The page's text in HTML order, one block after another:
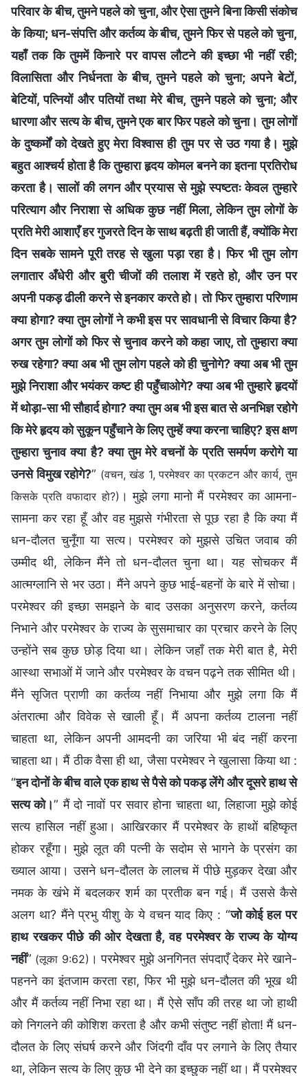
परिवार के बीच, तुमने पहले को चुना, और ऐसा तुमने बिना किसी संकोच
के किया; धन-संपत्ति और कर्तव्य के बीच, तुमने फिर से पहले को चुना,
यहाँ तक कि तुममें किनारे पर वापस लौटने की इच्छा भी नहीं रही;
विलासिता और निर्धनता के बीच, तुमने पहले को चुना; अपने बेटों,
बेटियों, पत्नियों और पतियों तथा मेरे बीच, तुमने पहले को चुना; और
धारणा और सत्य के बीच, तुमने एक बार फिर पहले को चुना। तुम लोगों
के दुष्कर्मों को देखते हुए मेरा विश्वास ही तुम पर से उठ गया है। मुझे
बहुत आश्चर्य होता है कि तुम्हारा हृदय कोमल बनने का इतना प्रतिरोध
करता है। सालों की लगन और प्रयास से मुझे स्पष्टतः केवल तुम्हारे
परित्याग और निराशा से अधिक कुछ नहीं मिला, लेकिन तुम लोगों के
प्रति मेरी आशाएँ हर गुजरते दिन के साथ बढ़ती ही जाती हैं, क्योंकि मेरा
दिन सबके सामने पूरी तरह से खुला पड़ा रहा है। फिर भी तुम लोग
लगातार अँधेरी और बुरी चीजों की तलाश में रहते हो, और उन पर
अपनी पकड़ ढीली करने से इनकार करते हो। तो फिर तुम्हारा परिणाम
क्या होगा? क्या तुम लोगों ने कभी इस पर सावधानी से विचार किया है?
अगर तुम लोगों को फिर से चुनाव करने को कहा जाए, तो तुम्हारा क्या
रुख रहेगा? क्या अब भी तुम लोग पहले को ही चुनोगे? क्या अब भी तुम
मुझे निराशा और भयंकर कष्ट ही पहुँचाओगे? क्या अब भी तुम्हारे हृदयों
में थोड़ा-सा भी सौहार्द होगा? क्या तुम अब भी इस बात से अनभिज्ञ रहोगे
कि मेरे हृदय को सुकून पहुँचाने के लिए तुम्हें क्या करना चाहिए? इस क्षण
तुम्हारा चुनाव क्या है? क्या तुम मेरे वचनों के प्रति समर्पण करोगे या
उनसे विमुख रहोगे?” (वचन, खंड 1, परमेश्वर का प्रकटन और कार्य, तुम
किसके प्रति वफादार हो?) । मुझे लगा मानो मैं परमेश्वर का आमना-
सामना कर रहा हूँ और वह मुझसे गंभीरता से पूछ रहा है कि क्या मैं
धन-दौलत चुनूँगा या सत्य। परमेश्वर को मुझसे उचित जवाब की
उम्मीद थी, लेकिन मैंने तो धन-दौलत चुना था। यह सोचकर मैं
आत्मग्लानि से भर उठा। मैंने अपने कुछ भाई-बहनों के बारे में सोचा।
परमेश्वर की इच्छा समझने के बाद उसका अनुसरण करने, कर्तव्य
निभाने और परमेश्वर के राज्य के सुसमाचार का प्रचार करने के लिए
उन्होंने सब कुछ छोड़ दिया था। लेकिन जहाँ तक मेरी बात है, मेरी
आस्था सभाओं में जाने और परमेश्वर के वचन पढ़ने तक सीमित थी।
मैंने सृजित प्राणी का कर्तव्य नहीं निभाया और मुझे लगा कि मैं
अंतरात्मा और विवेक से खाली हूँ। मैं अपना कर्तव्य टालना नहीं
चाहता था, लेकिन अपनी आमदनी का जरिया भी बंद नहीं करना
चाहता था। मैं ठीक वैसा ही था, जैसा परमेश्वर ने खुलासा किया था :
“इन दोनों के बीच वाले एक हाथ से पैसे को पकड़ लेंगे और दूसरे हाथ से
सत्य को।” मैं दो नावों पर सवार होना चाहता था, लिहाजा मुझे कोई
सत्य हासिल नहीं हुआ। आखिरकार मैं परमेश्वर के हाथों बहिष्कृत
होकर रहूँगा। मुझे लूत की पत्नी के सदोम से भागने के प्रसंग का
ख्याल आया। उसने धन-दौलत के लालच में पीछे मुड़कर देखा और
नमक के खंभे में बदलकर शर्म का प्रतीक बन गई। मैं उससे कैसे
अलग था? मैंने प्रभु यीशु के ये वचन याद किए : “जो कोई हल पर
हाथ रखकर पीछे की ओर देखता है, वह परमेश्‍वर के राज्य के योग्य
नहीं” (लूका 9:62) । परमेश्वर मुझे अनगिनत संपदाएँ देकर मेरे खाने-
पहनने का इंतजाम करता रहा, फिर भी मुझे धन-दौलत की भूख थी
और मैं कर्तव्य नहीं निभा रहा था। मैं ऐसे साँप की तरह था जो हाथी
को निगलने की कोशिश करता है और कभी संतुष्ट नहीं होता! मैं धन-
दौलत के लिए संघर्ष करने और जिंदगी दाँव पर लगाने के लिए तैयार
था, लेकिन सत्य के लिए कुछ भी देने का इच्छुक नहीं था। मैं परमेश्वर